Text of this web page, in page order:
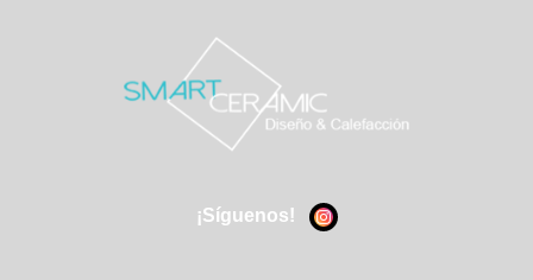
¡Síguenos!